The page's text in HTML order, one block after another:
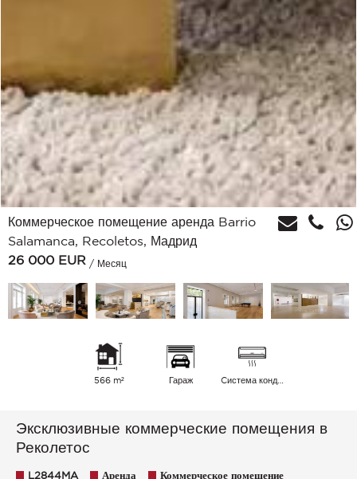
Коммерческое помещение аренда Barrio
Salamanca, Recoletos, Мадрид
26 000 EUR / Месяц
566 m² Гараж Cистема кондиционирования воздуха
Эксклюзивные коммерческие помещения в
Реколетос
L2844MA Аренда Коммерческое помещение